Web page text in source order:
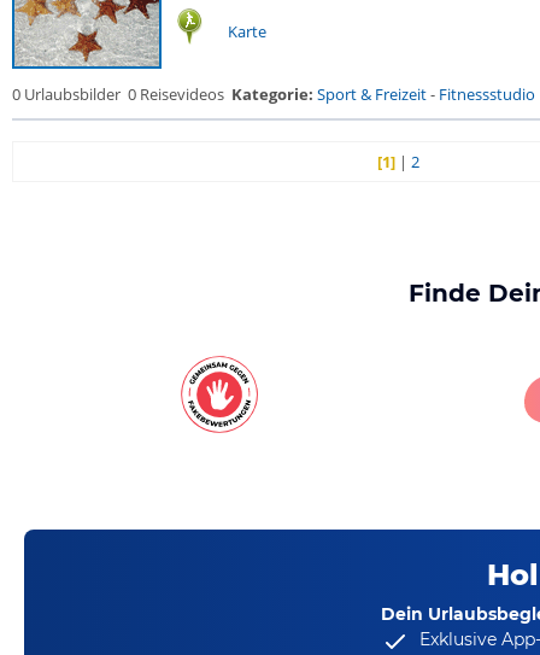
Karte
0 Urlaubsbilder 0 Reisevideos Kategorie: Sport & Freizeit- Fitnessstudio
[1] |2
Finde
Dein
Exklusive